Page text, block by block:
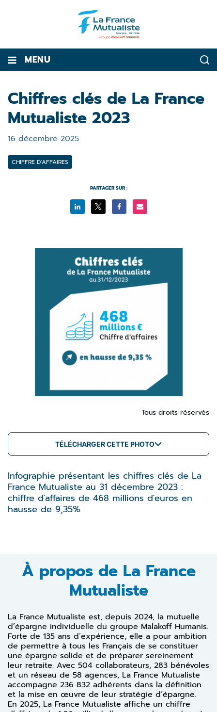
MENU
Chiffres clés de La France
Mutualiste 2023
16 décembre 2025
CHIFFRE D'AFFAIRES
PARTAGER SUR :
Tous droits réservés
TÉLÉCHARGER CETTE PHOTO
Infographie présentant les chiffres clés de La
France Mutualiste au 31 décembre 2023 :
chiffre d'affaires de 468 millions d'euros en
hausse de 9,35%
À propos de La France
Mutualiste
La France Mutualiste est, depuis 2024, la mutuelle
d’épargne individuelle du groupe Malakoff Humanis.
Forte de 135 ans d’expérience, elle a pour ambition
de permettre à tous les Français de se constituer
une épargne solide et de préparer sereinement
leur retraite. Avec 504 collaborateurs, 283 bénévoles
et un réseau de 58 agences, La France Mutualiste
accompagne 236 832 adhérents dans la définition
et la mise en œuvre de leur stratégie d’épargne.
En 2025, La France Mutualiste affiche un chiffre